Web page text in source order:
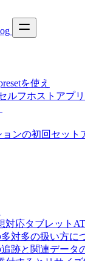
を使え
ルフホストアプ
ンの初回セット
対応タブレット
多対多の扱い方に
追跡と関連データ